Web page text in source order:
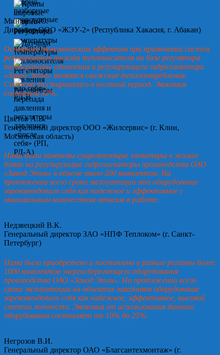
Минин А.Ю.
Директор ООО «ЖЭУ-2» (Республика Хакасия, г. Абакан)
Основным экономическим эффектом при применении систем
регулирования расхода теплоносителя на базе регулятора
температуры отопления и регулирующего гидроэлеватора
«Завод Этон» является снижение теплопотребления.
Система тестировалась в весенний период. Экономия
составила 42%.
Цветов А.В.
Генеральный директор ООО «Жилсервис» (г. Клин,
Московская область)
Нами были заменены существующие элеваторы в жилых
домах на регулирующие гидроэлеваторы производства ОАО
«Завод Этон» в объеме около 500 комплектов. На
протяжении всего срока эксплуатации это оборудование
зарекомендовало себя как надежное и эффективное с
минимальным количеством отказов в работе.
Недзвецкий В.К.
Генеральный директор ЗАО «НПФ Теплоком» (г. Санкт-
Петербург)
Нами было приобретено и поставлено в разные регионы более
1000 комплектов энергосберегающего оборудования
производства ОАО «Завод Этон». На протяжении всего
срока эксплуатации на объектах заказчиков оборудование
зарекомендовало себя как надежное, эффективное, высокой
степени точности. Экономия от использования данного
оборудования составляет от 10% до 25%.
Негрозов В.И.
Генеральный директор ОАО «Благсантехмонтаж» (г.